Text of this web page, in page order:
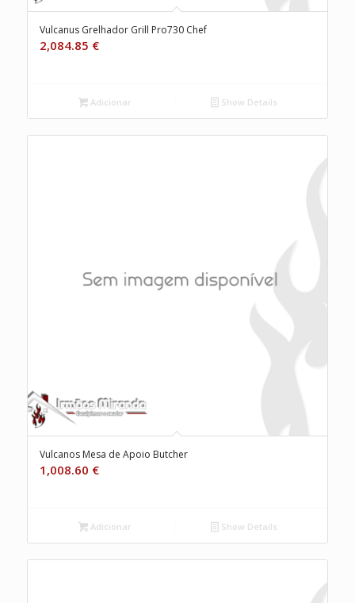
Vulcanus Grelhador Grill Pro730 Chef
2,084.85 €
Adicionar Show Details
Vulcanos Mesa de Apoio Butcher
1,008.60 €
Adicionar Show Details